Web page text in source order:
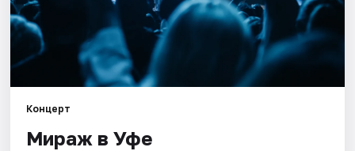
События
Города
Артисты
Концерт
Мираж в Уфе